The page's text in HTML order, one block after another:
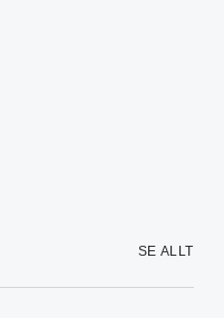
SE ALLT